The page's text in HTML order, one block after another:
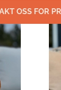
OSS FOR